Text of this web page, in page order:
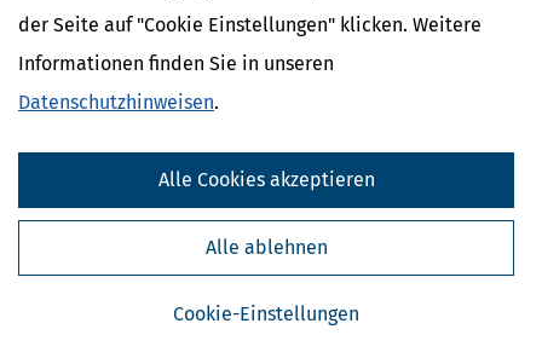
der Seite auf "Cookie Einstellungen" klicken. Weitere
Informationen finden Sie in unseren
Datenschutzhinweisen.
Cookie-Einstellungen
Alle ablehnen
Alle Cookies akzeptieren
Schwerbehindertenausweis: Antrag und Vergünstigungen
14.03.2026, 06:56 Uhr]Menschen mit einer geistigen oder
körperlichen Behinderung können einen
Schwerbehindertenausweis erhalten, wenn sie einen Grad der
verschiedene Nachteile auszugleichen.